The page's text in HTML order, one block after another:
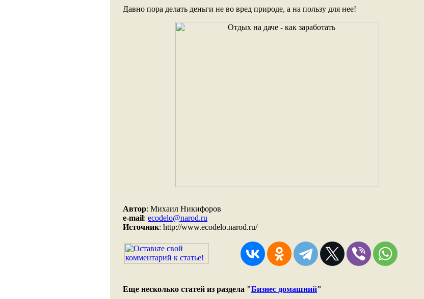
Давно пора делать деньги не во вред природе, а на пользу для нее!
Автор: Михаил Никифоров
e-mail: ecodelo@narod.ru
Источник: http://www.ecodelo.narod.ru/
Еще несколько статей из раздела "Бизнес домашний"